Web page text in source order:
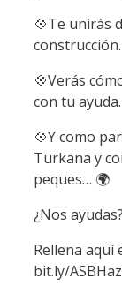
💠Te unirás
💠Verás
con tu
💠Y como
Turkana y
peques… 🌍
¿Nos
Rellena aquí
bit.ly/